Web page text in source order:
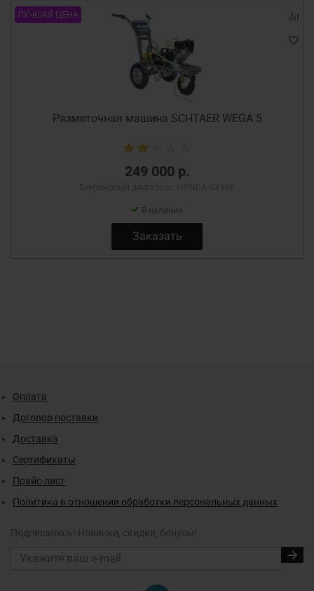
ЛУЧШАЯ ЦЕНА
Разметочная машина SCHTAER WEGA 5
249 000 р.
В наличии
Заказать
Оплата
Договор поставки
Доставка
Сертификаты
Прайс-лист
Политика в отношении обработки персональных данных
Подпишитесь! Новинки, скидки, бонусы!